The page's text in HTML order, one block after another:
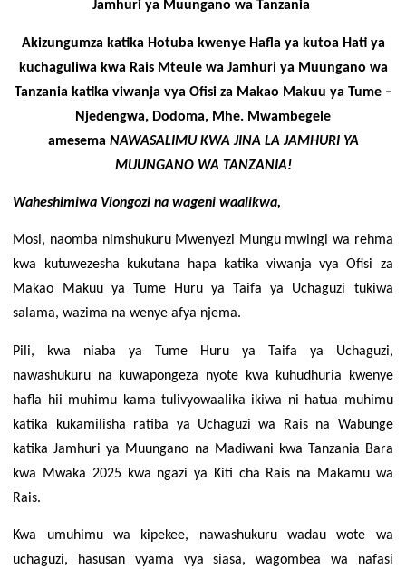
Zabuni za Ndani
Zabuni za Kimataifa
Wazabuni Walioshinda
WASILIANA NASI
KISWAHILI
ENGLISH
Mwanga
Giza
Jamhuri ya Muungano wa Tanzania
Akizungumza katika Hotuba kwenye Hafla ya kutoa Hati ya
kuchaguliwa kwa Rais Mteule wa Jamhuri ya Muungano wa
Tanzania katika viwanja vya Ofisi za Makao Makuu ya Tume –
Njedengwa, Dodoma, Mhe. Mwambegele
amesema NAWASALIMU KWA JINA LA JAMHURI YA
MUUNGANO WA TANZANIA!
Waheshimiwa Viongozi na wageni waalikwa,
Mosi, naomba nimshukuru Mwenyezi Mungu mwingi wa rehma
kwa kutuwezesha kukutana hapa katika viwanja vya Ofisi za
Makao Makuu ya Tume Huru ya Taifa ya Uchaguzi tukiwa
salama, wazima na wenye afya njema.
Pili, kwa niaba ya Tume Huru ya Taifa ya Uchaguzi,
nawashukuru na kuwapongeza nyote kwa kuhudhuria kwenye
hafla hii muhimu kama tulivyowaalika ikiwa ni hatua muhimu
katika kukamilisha ratiba ya Uchaguzi wa Rais na Wabunge
katika Jamhuri ya Muungano na Madiwani kwa Tanzania Bara
kwa Mwaka 2025 kwa ngazi ya Kiti cha Rais na Makamu wa
Rais.
Kwa umuhimu wa kipekee, nawashukuru wadau wote wa
uchaguzi, hasusan vyama vya siasa, wagombea wa nafasi